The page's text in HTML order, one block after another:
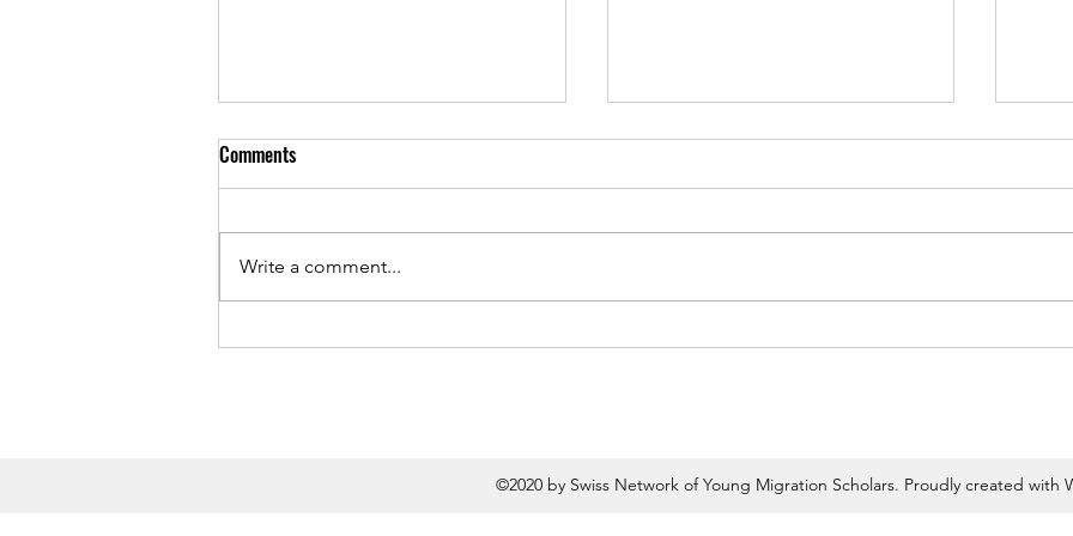
SNyMS has a new Executive
Alles klar im neuen Asylverfahren
Das neue Asylverfahren tritt am 1.
Comments
Write a comment...
©2020 by Swiss Network of Young Migration Scholars. Proudly created with